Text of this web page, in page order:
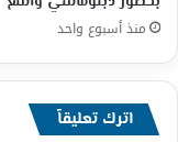
منذ أسبوع واحد
اترك تعليقاً